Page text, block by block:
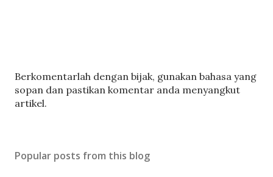
P
o
s
o
Berkomentarlah dengan bijak, gunakan bahasa yang
sopan dan pastikan komentar anda menyangkut
artikel.
Popular posts from this blog